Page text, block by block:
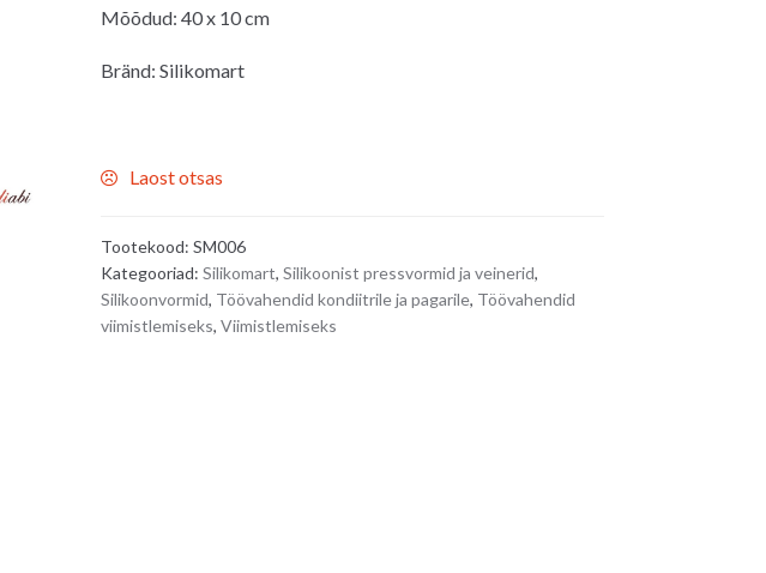
Mõõdud: 40 x 10 cm
Bränd: Silikomart
Laost otsas
Tootekood: SM006
Kategooriad: Silikomart, Silikoonist pressvormid ja veinerid,
Silikoonvormid, Töövahendid kondiitrile ja pagarile, Töövahendid
viimistlemiseks, Viimistlemiseks